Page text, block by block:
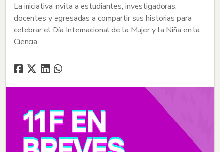
La iniciativa invita a estudiantes, investigadoras,
docentes y egresadas a compartir sus historias para
celebrar el Día Internacional de la Mujer y la Niña en la
Ciencia